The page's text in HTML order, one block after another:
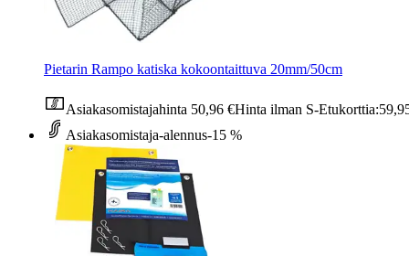
Pietarin Rampo katiska kokoontaittuva 20mm/50cm
Asiakasomistajahinta 50,96 €Hinta ilman S-Etukorttia:
Asiakasomistaja-alennus-15 %